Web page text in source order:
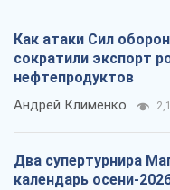
Как атаки Сил
сократили экспорт
нефтепродуктов
Андрей Клименко
Два супертурнира
календарь осени-